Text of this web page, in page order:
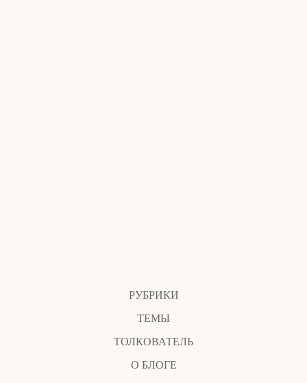
РУБРИКИ
ТЕМЫ
ТОЛКОВАТЕЛЬ
О БЛОГЕ